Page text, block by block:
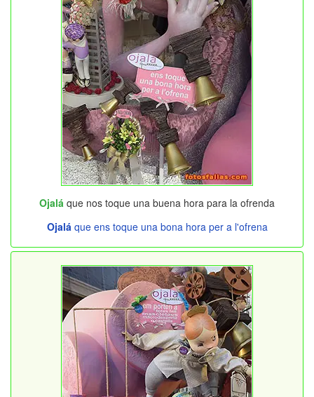
Ojalá que nos toque una buena hora para la ofrenda
Ojalá que ens toque una bona hora per a l'ofrena